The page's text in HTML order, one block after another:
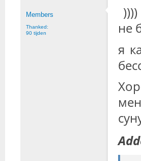
Members
Thanked:
90 tijden
не
я